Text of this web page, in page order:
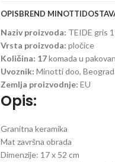
OPISBREND MINOTTI
Naziv proizvoda: TEIDE gris
Vrsta proizvoda: pločice
Količina: 17komada u
Uvoznik: Minotti doo, Beograd
Zemlja proizvodnje: EU
Opis:
Granitna keramika
Mat završna obrada
Dimenzije: 17 x 52 cm